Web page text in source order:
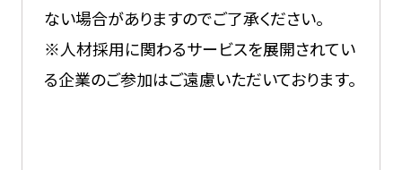
ない場合がありますのでご了承ください。
※人材採用に関わるサービスを展開されてい
る企業のご参加はご遠慮いただいております。